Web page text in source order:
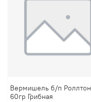
Вермишель б/п Роллтон
60гр Грибная